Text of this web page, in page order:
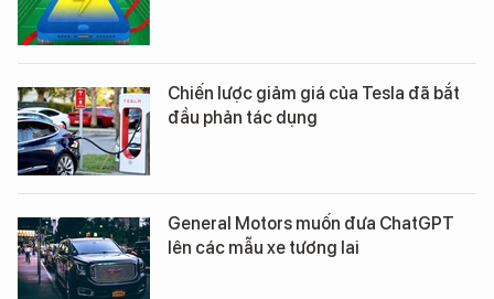
Chiến lược giảm giá của Tesla đã bắt
đầu phản tác dụng
General Motors muốn đưa ChatGPT
lên các mẫu xe tương lai